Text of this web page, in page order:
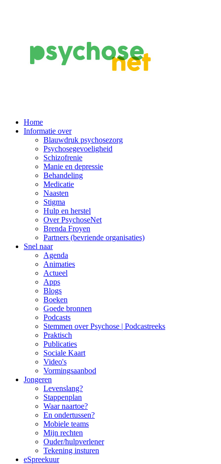
Main
Navigation
Home
Informatie over
Blauwdruk psychosezorg
Psychosegevoeligheid
Schizofrenie
Manie en depressie
Behandeling
Medicatie
Naasten
Stigma
Hulp en herstel
Over PsychoseNet
Brenda Froyen
Partners (bevriende organisaties)
Snel naar
Agenda
Animaties
Actueel
Apps
Blogs
Boeken
Goede bronnen
Podcasts
Stemmen over Psychose | Podcastreeks
Praktisch
Publicaties
Sociale Kaart
Video's
Vormingsaanbod
Jongeren
Levenslang?
Stappenplan
Waar naartoe?
En ondertussen?
Mobiele teams
Mijn rechten
Ouder/hulpverlener
Tekening insturen
eSpreekuur